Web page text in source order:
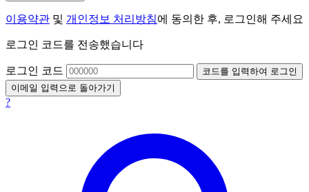
이용약관 및 개인정보 처리방침에 동의한 후, 로그인해 주세요
로그인 코드를 전송했습니다
로그인 코드
코드를 입력하여 로그인
이메일 입력으로 돌아가기
?